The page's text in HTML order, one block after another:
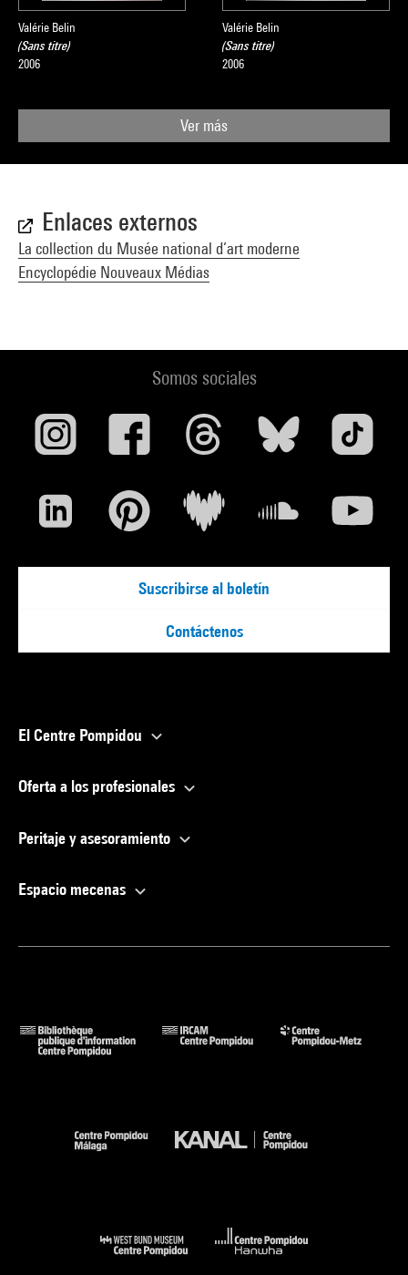
Valérie Belin
(Sans titre)
2006
Valérie Belin
(Sans titre)
2006
Ver más
Enlaces externos
La collection du Musée national d’art moderne
Encyclopédie Nouveaux Médias
Somos sociales
Suscribirse al boletín
Contáctenos
El Centre Pompidou
Oferta a los profesionales
Peritaje y asesoramiento
Espacio mecenas